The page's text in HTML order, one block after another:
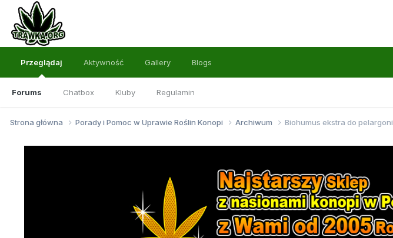
Przeglądaj
Forums Chatbox Kluby Regulamin
Aktywność Gallery Blogs
Strona główna Porady i Pomoc w Uprawie Roślin Konopi Archiwum Biohumus ekstra do pelargoni